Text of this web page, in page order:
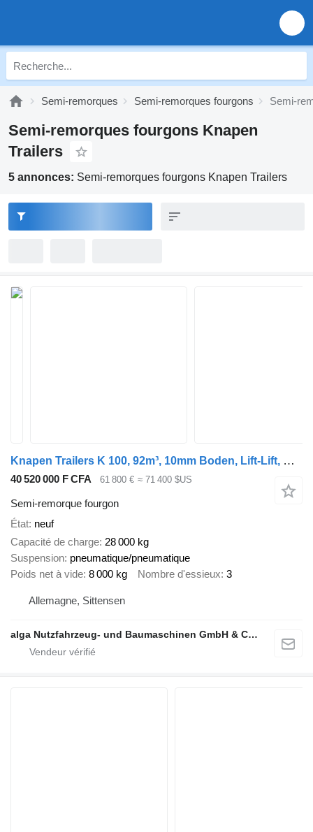
Semi-remorques Semi-remorques fourgons Semi-
Semi-remorques fourgons Knapen
Trailers
5 annonces: Semi-remorques fourgons Knapen Trailers
Knapen Trailers K 100, 92m³, 10mm Boden, Lift-Lift, BPW
40 520 000 F CFA 61 800 € ≈ 71 400 $US
Semi-remorque fourgon
État neuf
Capacité de charge 28 000 kg
Suspension pneumatique/pneumatique
Poids net à vide 8 000 kg Nombre d'essieux 3
Allemagne, Sittensen
alga Nutzfahrzeug- und Baumaschinen GmbH & Co. KG